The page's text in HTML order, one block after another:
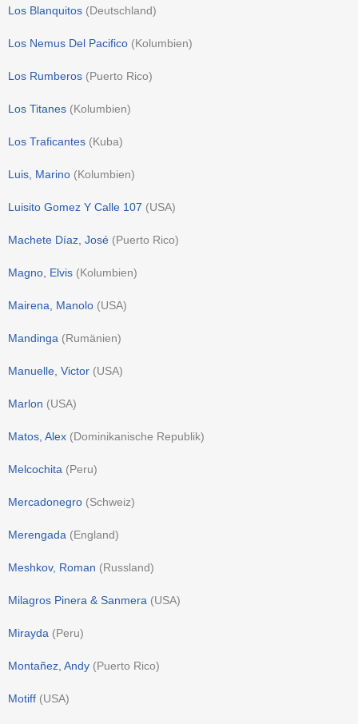
Los Blanquitos (Deutschland)
Los Nemus Del Pacifico (Kolumbien)
Los Rumberos (Puerto Rico)
Los Titanes (Kolumbien)
Los Traficantes (Kuba)
Luis, Marino (Kolumbien)
Luisito Gomez Y Calle 107 (USA)
Machete Díaz, José (Puerto Rico)
Magno, Elvis (Kolumbien)
Mairena, Manolo (USA)
Mandinga (Rumänien)
Manuelle, Victor (USA)
Marlon (USA)
Matos, Alex (Dominikanische Republik)
Melcochita (Peru)
Mercadonegro (Schweiz)
Merengada (England)
Meshkov, Roman (Russland)
Milagros Pinera & Sanmera (USA)
Mirayda (Peru)
Montañez, Andy (Puerto Rico)
Motiff (USA)